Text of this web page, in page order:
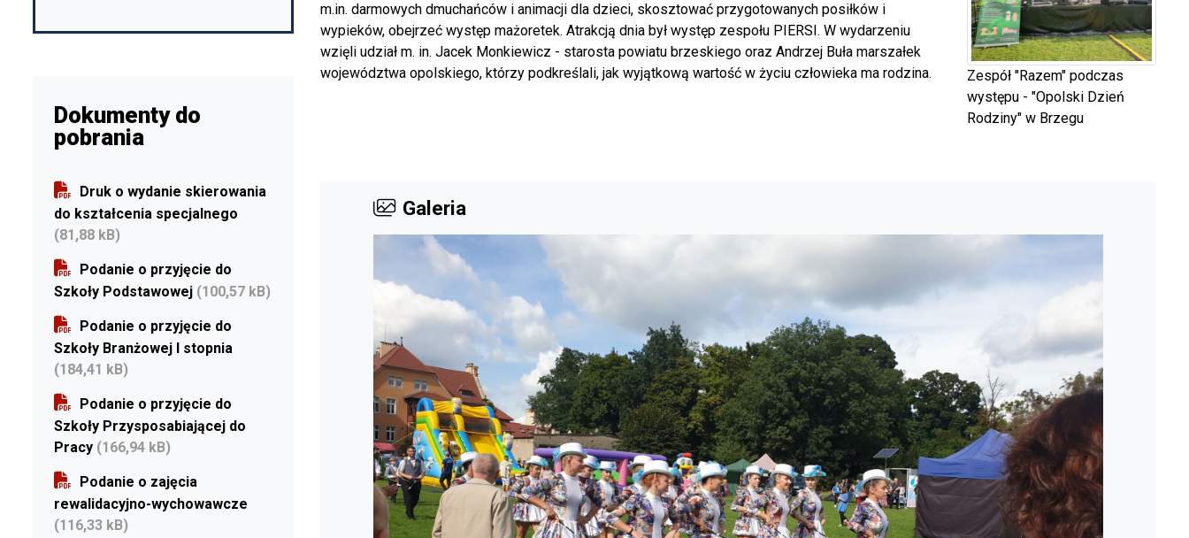
Dokumenty do
pobrania
Druk o wydanie skierowania
do kształcenia specjalnego
(81,88 kB)
Podanie o przyjęcie do
Szkoły Podstawowej (100,57 kB)
Podanie o przyjęcie do
Szkoły Branżowej I stopnia
(184,41 kB)
Podanie o przyjęcie do
Szkoły Przysposabiającej do
Pracy (166,94 kB)
Podanie o zajęcia
rewalidacyjno-wychowawcze
(116,33 kB)
m.in. darmowych dmuchańców i animacji dla dzieci, skosztować przygotowanych posiłków i
wypieków, obejrzeć występ mażoretek. Atrakcją dnia był występ zespołu PIERSI. W wydarzeniu
wzięli udział m. in. Jacek Monkiewicz - starosta powiatu brzeskiego oraz Andrzej Buła marszałek
województwa opolskiego, którzy podkreślali, jak wyjątkową wartość w życiu człowieka ma rodzina.
Zespół "Razem" podczas
występu - "Opolski Dzień
Rodziny" w Brzegu
Galeria